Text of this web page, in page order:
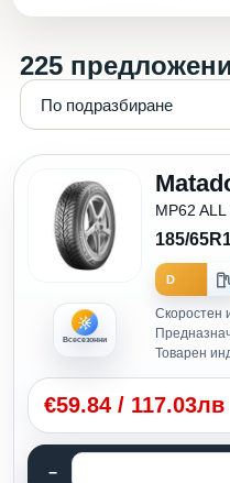
225
Всесезонни
MP62
185/
D
Скоростен
Товарен
€59.84 / 117.03лв